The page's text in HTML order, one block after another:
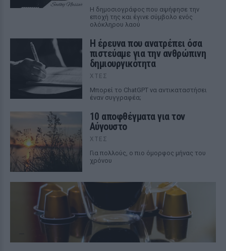
Η δημοσιογράφος που αψήφησε την
εποχή της και έγινε σύμβολο ενός
ολόκληρου λαού
Η έρευνα που ανατρέπει όσα
πιστεύαμε για την ανθρώπινη
δημιουργικότητα
ΧΤΕΣ
Mπορεί το ChatGPT να αντικαταστήσει
έναν συγγραφέα;
10 αποφθέγματα για τον
Αύγουστο
ΧΤΕΣ
Για πολλούς, ο πιο όμορφος μήνας του
χρόνου